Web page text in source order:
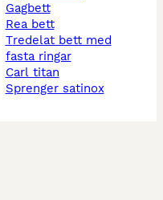
gagbett
rea bett
tredelat bett med
fasta ringar
carl titan
sprenger satinox